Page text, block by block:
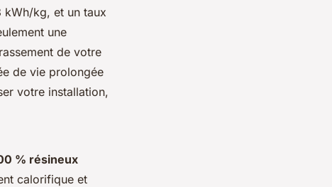
kWh/kg, et un taux
une
de votre
de vie prolongée
votre installation,
% résineux
calorifique et